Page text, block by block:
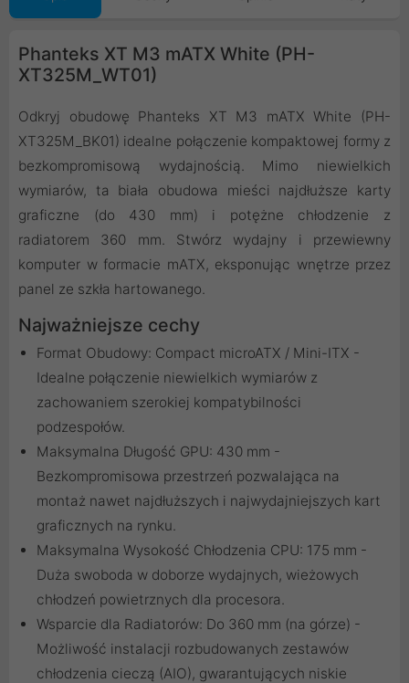
Phanteks XT M3 mATX White (PH-
XT325M_WT01)
Odkryj obudowę Phanteks XT M3 mATX White (PH-
XT325M_BK01) idealne połączenie kompaktowej formy z
bezkompromisową wydajnością. Mimo niewielkich
wymiarów, ta biała obudowa mieści najdłuższe karty
graficzne (do 430 mm) i potężne chłodzenie z
radiatorem 360 mm. Stwórz wydajny i przewiewny
komputer w formacie mATX, eksponując wnętrze przez
panel ze szkła hartowanego.
Najważniejsze cechy
Format Obudowy: Compact microATX / Mini-ITX -
Idealne połączenie niewielkich wymiarów z
zachowaniem szerokiej kompatybilności
podzespołów.
Maksymalna Długość GPU: 430 mm -
Bezkompromisowa przestrzeń pozwalająca na
montaż nawet najdłuższych i najwydajniejszych kart
graficznych na rynku.
Maksymalna Wysokość Chłodzenia CPU: 175 mm -
Duża swoboda w doborze wydajnych, wieżowych
chłodzeń powietrznych dla procesora.
Wsparcie dla Radiatorów: Do 360 mm (na górze) -
Możliwość instalacji rozbudowanych zestawów
chłodzenia cieczą (AIO), gwarantujących niskie